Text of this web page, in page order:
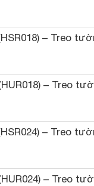
– Treo
– Treo
– Treo
– Treo